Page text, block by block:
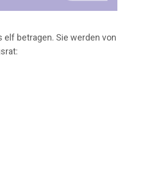
betragen. Sie werden von